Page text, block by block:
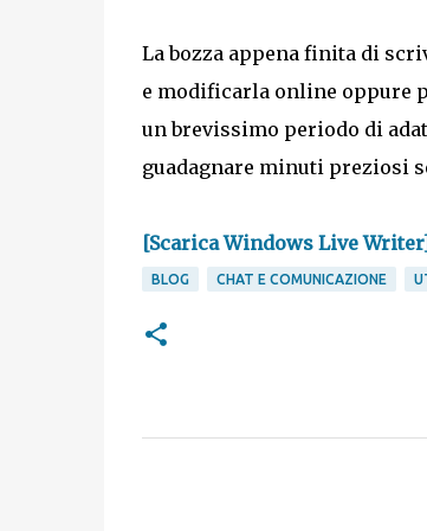
La bozza appena finita di
e modificarla online oppure
un brevissimo periodo di
guadagnare minuti preziosi
[Scarica Windows Live Writer]
BLOG CHAT E COMUNICAZIONE